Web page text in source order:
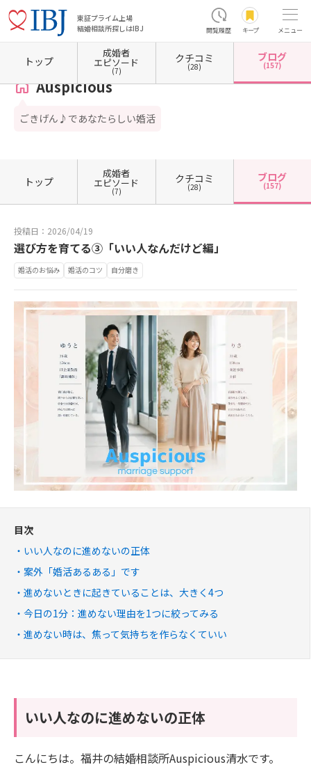
東証プライム上場
結婚相談所探しはIBJ
閲覧履歴 キープ メニュー
ホーム 福井県の結婚相談所 福井県福井市 Auspicious カウンセラーブログ一覧
Auspicious
ごきげん♪であなたらしい婚活
トップ
成婚者
エピソード
(7)
クチコミ
(28)
ブログ
(157)
トップ
成婚者
エピソード
(7)
クチコミ
(28)
ブログ
(157)
投稿日：2026/04/19
選び方を育てる③「いい人なんだけど編」
婚活のお悩み 婚活のコツ 自分磨き
目次
いい人なのに進めないの正体
案外「婚活あるある」です
進めないときに起きていることは、大きく4つ
今日の1分：進めない理由を1つに絞ってみる
進めない時は、焦って気持ちを作らなくていい
いい人なのに進めないの正体
こんにちは。福井の結婚相談所Auspicious清水です。